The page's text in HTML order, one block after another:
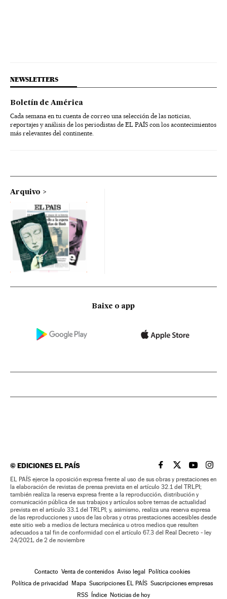
NEWSLETTERS
Boletín de América
Cada semana en tu cuenta de correo una selección de las noticias,
reportajes y análisis de los periodistas de EL PAÍS con los acontecimientos
más relevantes del continente.
Arquivo
Baixe o app
©EDICIONES EL PAÍS EL PAÍS BRASIL EN
EL PAÍSEL PAÍS
EL
EL PAÍS ejerce la oposición expresa frente al uso de sus obras y prestaciones en
la elaboración de revistas de prensa prevista en el artículo 32.1 del TRLPI;
también realiza la reserva expresa frente a la reproducción, distribución y
comunicación pública de sus trabajos y artículos sobre temas de actualidad
prevista en el artículo 33.1 del TRLPI; y, asimismo, realiza una reserva expresa
de las reproducciones y usos de las obras y otras prestaciones accesibles desde
este sitio web a medios de lectura mecánica u otros medios que resulten
adecuados a tal fin de conformidad con el artículo 67.3 del Real Decreto - ley
24/2021, de 2 de noviembre
Contacto Venta de contenidos Aviso legal Política cookies
Política de privacidad Mapa Suscripciones EL PAÍS Suscripciones empresas
RSS Índice Noticias de hoy